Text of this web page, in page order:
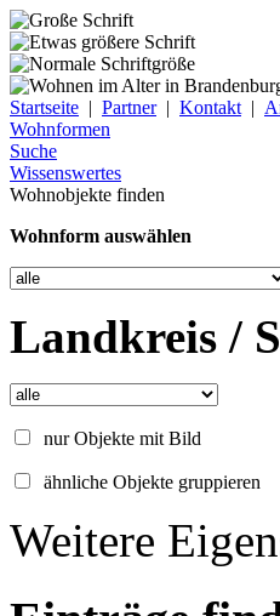
Startseite | Partner| Kontakt |
Wohnformen
Suche
Wissenswertes
Wohnobjekte finden
Wohnform auswählen
Landkreis /
nur Objekte mit Bild
ähnliche Objekte gruppieren
Weitere